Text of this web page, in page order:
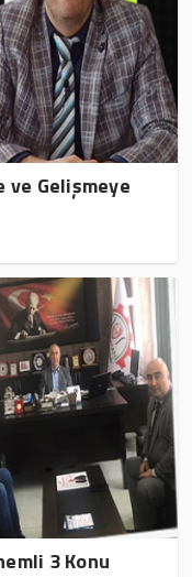
ve Gelişmeye
3 Konu